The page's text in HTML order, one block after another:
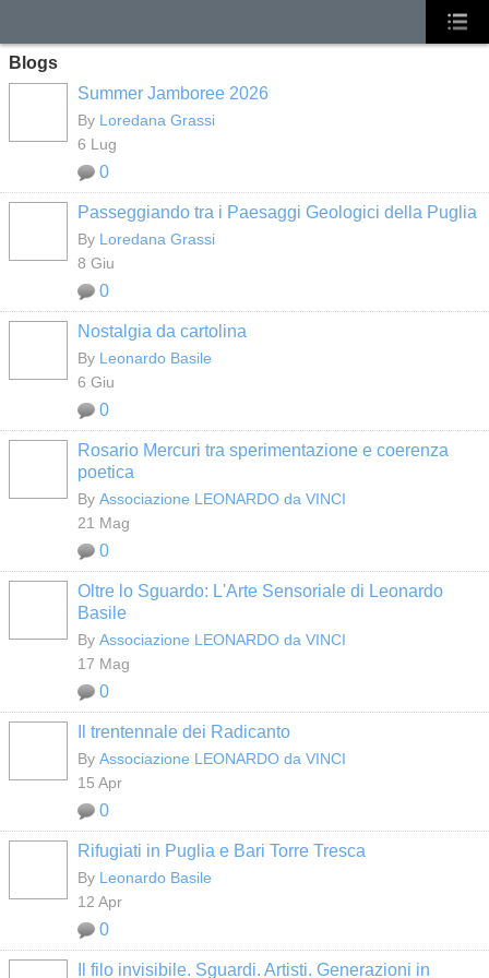
Blogs
Summer Jamboree 2026
By Loredana Grassi
6 Lug
0
Passeggiando tra i Paesaggi Geologici della Puglia
By Loredana Grassi
8 Giu
0
Nostalgia da cartolina
By Leonardo Basile
6 Giu
0
Rosario Mercuri tra sperimentazione e coerenza
poetica
By Associazione LEONARDO da VINCI
21 Mag
0
Oltre lo Sguardo: L'Arte Sensoriale di Leonardo
Basile
By Associazione LEONARDO da VINCI
17 Mag
0
Il trentennale dei Radicanto
By Associazione LEONARDO da VINCI
15 Apr
0
Rifugiati in Puglia e Bari Torre Tresca
By Leonardo Basile
12 Apr
0
Il filo invisibile. Sguardi. Artisti. Generazioni in